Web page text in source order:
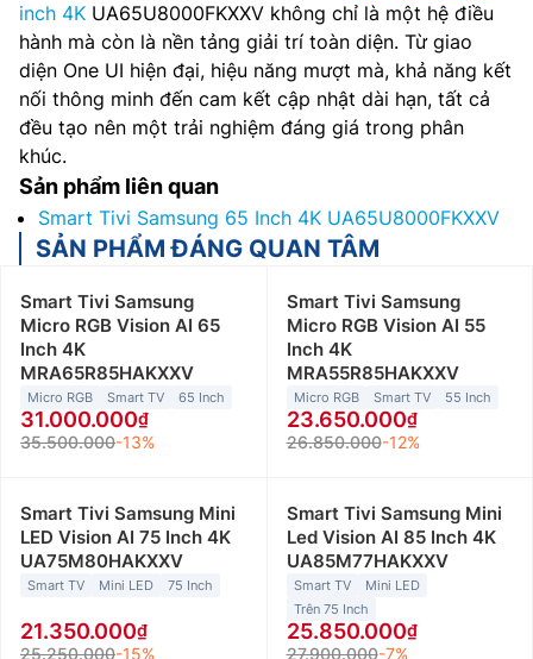
inch 4K UA65U8000FKXXV không chỉ là một hệ điều
hành mà còn là nền tảng giải trí toàn diện. Từ giao
diện One UI hiện đại, hiệu năng mượt mà, khả năng kết
nối thông minh đến cam kết cập nhật dài hạn, tất cả
đều tạo nên một trải nghiệm đáng giá trong phân
khúc.
Sản phẩm liên quan
Smart Tivi Samsung 65 Inch 4K UA65U8000FKXXV
SẢN PHẨM ĐÁNG QUAN TÂM
Smart Tivi Samsung
Micro RGB Vision AI 65
Inch 4K
MRA65R85HAKXXV
Micro RGB Smart TV 65 Inch
31.000.000
35.500.000-13%
Smart Tivi Samsung
Micro RGB Vision AI 55
Inch 4K
MRA55R85HAKXXV
Micro RGB Smart TV 55 Inch
23.650.000
26.850.000-12%
Smart Tivi Samsung Mini
LED Vision AI 75 Inch 4K
UA75M80HAKXXV
Smart TV Mini LED 75 Inch
21.350.000
25.250.000-15%
Smart Tivi Samsung Mini
Led Vision AI 85 Inch 4K
UA85M77HAKXXV
Smart TV
Mini LED
Trên 75 Inch
25.850.000
27.900.000-7%